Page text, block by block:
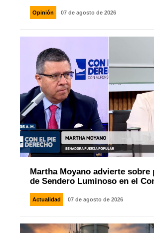
Opinión 07 de agosto de 2026
Martha Moyano advierte sobre
de Sendero Luminoso en el
Actualidad 07 de agosto de 2026